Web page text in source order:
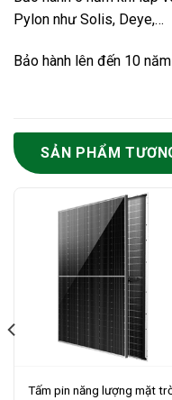
Pylon như Solis, Deye,…
Bảo hành lên đến 10
SẢN PHẨM
Tấm pin năng lượng mặt